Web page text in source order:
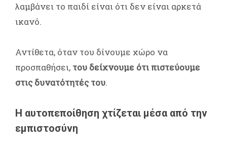
λαμβάνει το παιδί είναι ότι δεν είναι αρκετά
ικανό.
Αντίθετα, όταν του δίνουμε χώρο να
προσπαθήσει, του δείχνουμε ότι πιστεύουμε
στις δυνατότητές του.
Η αυτοπεποίθηση χτίζεται μέσα από την
εμπιστοσύνη